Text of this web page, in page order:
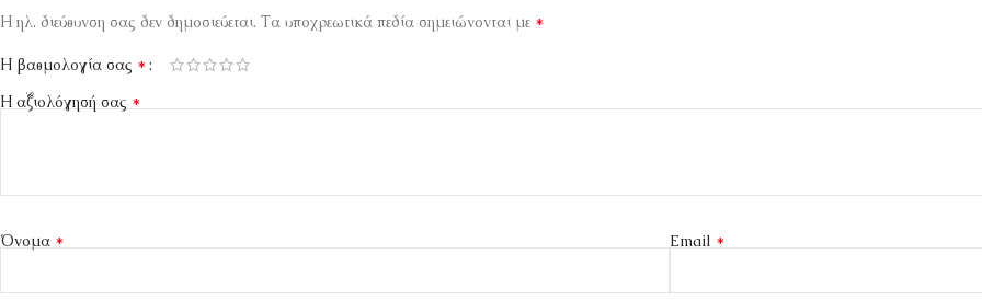
Η ηλ. διεύθυνση σας δεν δημοσιεύεται. Τα υποχρεωτικά πεδία σημειώνονται με *
Η βαθμολογία σας *
Η αξιολόγησή σας *
Όνομα * Email *